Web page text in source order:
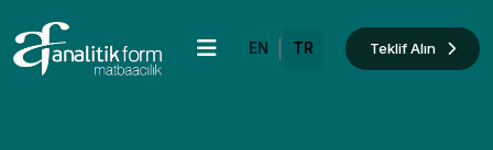
EN TR Teklif Alın